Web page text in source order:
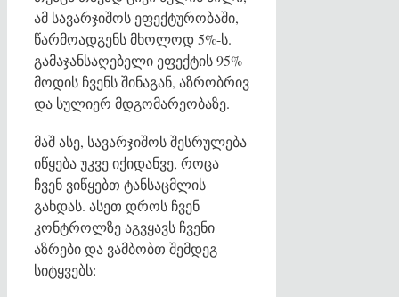
ამ სავარჯიშოს ეფექტურობაში,
წარმოადგენს მხოლოდ 5%-ს.
გამაჯანსაღებელი ეფექტის 95%
მოდის ჩვენს შინაგან, აზრობრივ
და სულიერ მდგომარეობაზე.
მაშ ასე, სავარჯიშოს შესრულება
იწყება უკვე იქიდანვე, როცა
ჩვენ ვიწყებთ ტანსაცმლის
გახდას. ასეთ დროს ჩვენ
კონტროლზე აგვყავს ჩვენი
აზრები და ვამბობთ შემდეგ
სიტყვებს: